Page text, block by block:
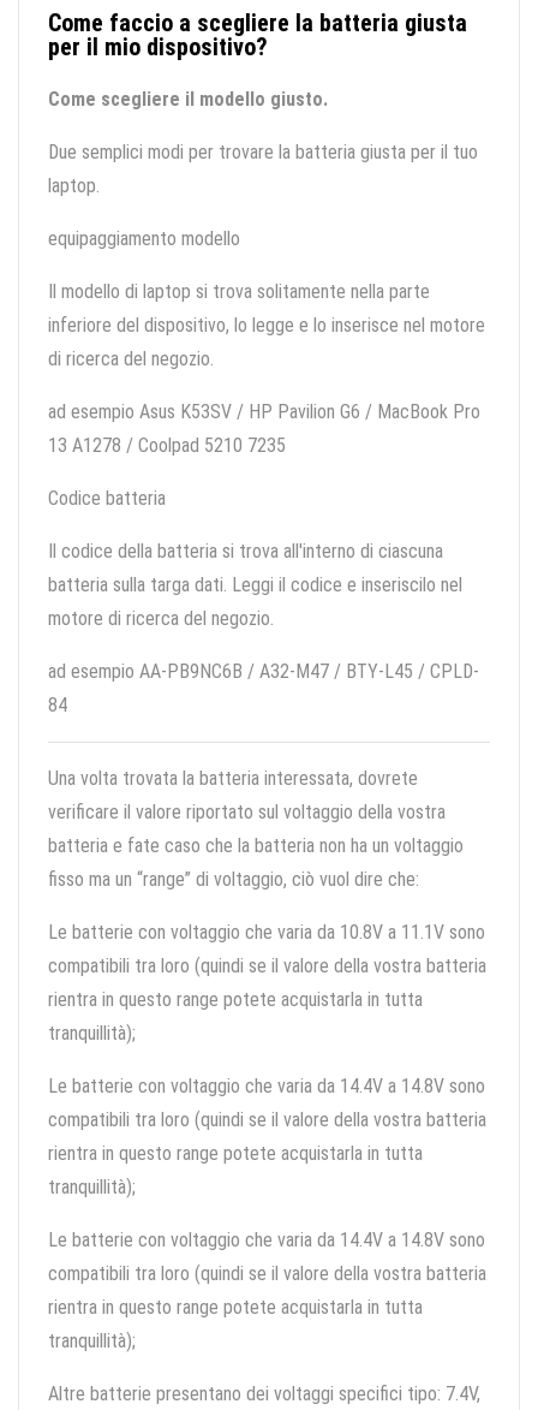
Come faccio a scegliere la batteria giusta
per il mio dispositivo?
Come scegliere il modello giusto.
Due semplici modi per trovare la batteria giusta per il tuo
laptop.
equipaggiamento modello
Il modello di laptop si trova solitamente nella parte
inferiore del dispositivo, lo legge e lo inserisce nel motore
di ricerca del negozio.
ad esempio Asus K53SV / HP Pavilion G6 / MacBook Pro
13 A1278 / Coolpad 5210 7235
Codice batteria
Il codice della batteria si trova all'interno di ciascuna
batteria sulla targa dati. Leggi il codice e inseriscilo nel
motore di ricerca del negozio.
ad esempio AA-PB9NC6B / A32-M47 / BTY-L45 / CPLD-
84
Una volta trovata la batteria interessata, dovrete
verificare il valore riportato sul voltaggio della vostra
batteria e fate caso che la batteria non ha un voltaggio
fisso ma un “range” di voltaggio, ciò vuol dire che:
Le batterie con voltaggio che varia da 10.8V a 11.1V sono
compatibili tra loro (quindi se il valore della vostra batteria
rientra in questo range potete acquistarla in tutta
tranquillità);
Le batterie con voltaggio che varia da 14.4V a 14.8V sono
compatibili tra loro (quindi se il valore della vostra batteria
rientra in questo range potete acquistarla in tutta
tranquillità);
Le batterie con voltaggio che varia da 14.4V a 14.8V sono
compatibili tra loro (quindi se il valore della vostra batteria
rientra in questo range potete acquistarla in tutta
tranquillità);
Altre batterie presentano dei voltaggi specifici tipo: 7.4V,